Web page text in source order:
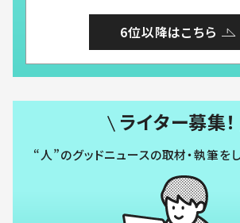
6位以降はこちら
ライター募集！
“人”のグッドニュースの取材・執筆を